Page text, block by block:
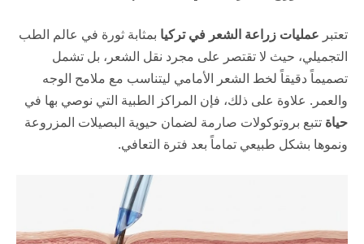
تعتبر عمليات زراعة الشعر في تركيا بمثابة ثورة في عالم الطب
التجميلي، حيث لا تقتصر على مجرد نقل الشعر، بل تشمل
تصميماً دقيقاً لخط الشعر الأمامي ليتناسب مع ملامح الوجه
والعمر. علاوة على ذلك، فإن المراكز الطبية التي نوصي بها في
حياة تتبع بروتوكولات صارمة لضمان حيوية البصيلات المزروعة
ونموها بشكل طبيعي تماماً بعد فترة التعافي.